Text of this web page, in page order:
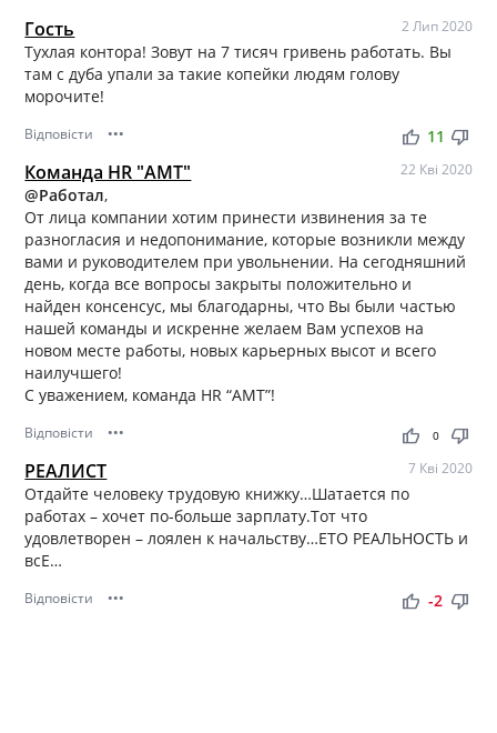
Гость 2 Лип 2020
Тухлая контора! Зовут на 7 тисяч гривень работать. Вы
там с дуба упали за такие копейки людям голову
морочите!
Відповісти ••• thumb_up thumb_down
11
Команда HR "АМТ" 22 Кві 2020
@Работал,
От лица компании хотим принести извинения за те
разногласия и недопонимание, которые возникли между
вами и руководителем при увольнении. На сегодняшний
день, когда все вопросы закрыты положительно и
найден консенсус, мы благодарны, что Вы были частью
нашей команды и искренне желаем Вам успехов на
новом месте работы, новых карьерных высот и всего
наилучшего!
С уважением, команда НR “АМТ”!
Відповісти ••• thumb_up thumb_down
0
РЕАЛИСТ 7 Кві 2020
Отдайте человеку трудовую книжку…Шатается по
работах – хочет по-больше зарплату.Тот что
удовлетворен – лоялен к начальству…ЕТО РЕАЛЬНОСТЬ и
всЕ…
Відповісти ••• thumb_up thumb_down
-2